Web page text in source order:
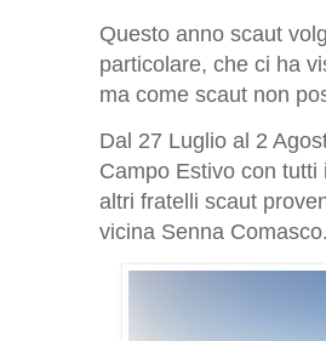
Questo anno scaut
particolare, che ci ha
ma come scaut non
Dal 27 Luglio al 2
Campo Estivo con
altri fratelli scaut
vicina Senna Comasco.